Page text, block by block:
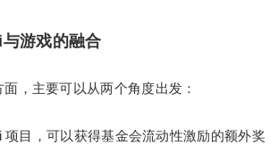
游戏的融合
，主要可以从两个角度出发：
项目，可以获得基金会流动性激励的额外奖